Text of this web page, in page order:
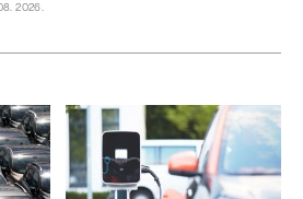
2026.